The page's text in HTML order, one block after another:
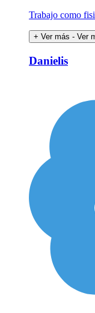
Trabajo como
+ Ver más - Ver
Danielis